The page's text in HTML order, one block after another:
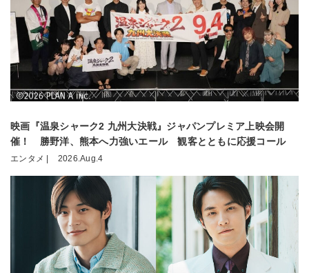
映画『温泉シャーク2 九州大決戦』ジャパンプレミア上映会開
催！ 勝野洋、熊本へ力強いエール 観客とともに応援コール
エンタメ | 2026.Aug.4